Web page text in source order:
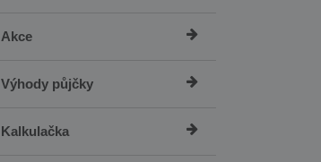
Akce
Výhody půjčky
Kalkulačka